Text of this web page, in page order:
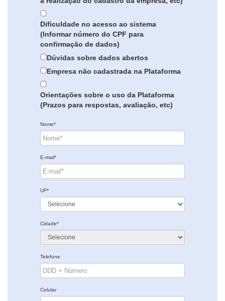
Dificuldade no acesso ao sistema
(Informar número do CPF para
confirmação de dados)
Dúvidas sobre dados abertos
Empresa não cadastrada na Plataforma
Orientações sobre o uso da Plataforma
(Prazos para respostas, avaliação, etc)
Nome*
E-mail*
UF*
Cidade*
Telefone
Celular